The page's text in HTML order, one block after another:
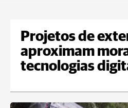
Projetos de
aproximam
tecnologias